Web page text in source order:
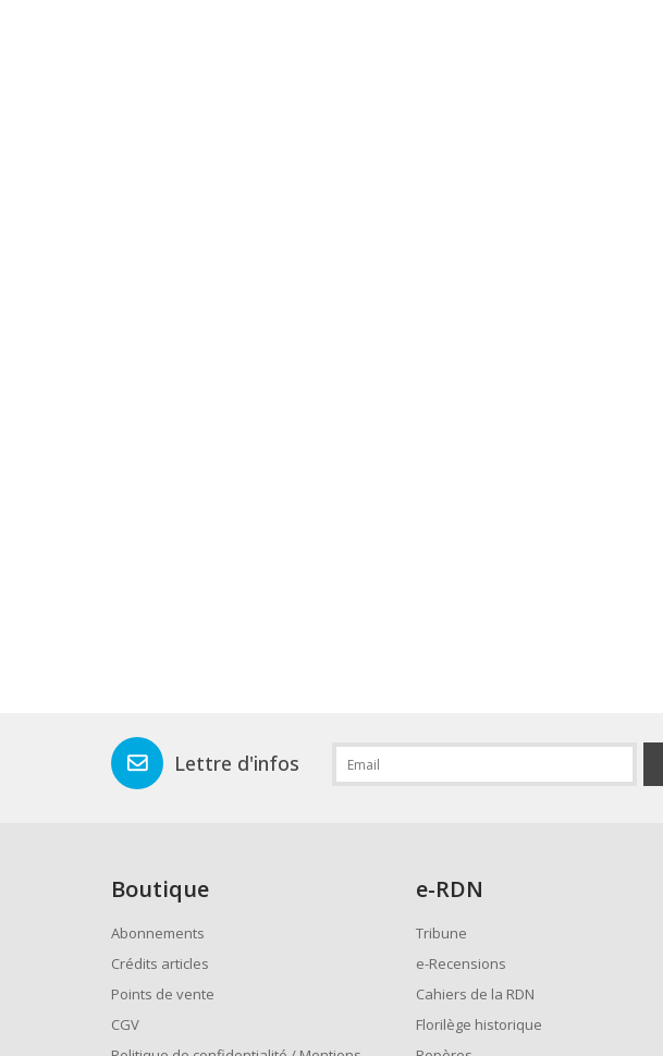
Lettre d'infos
Boutique
Abonnements
Crédits articles
Points de vente
CGV
e-RDN
Tribune
e-Recensions
Cahiers de la RDN
Florilège historique